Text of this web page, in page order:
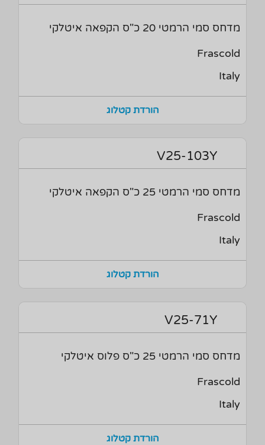
מדחס סמי הרמטי 20 כ"ס הקפאה איטלקי
Frascold
Italy
הורדת קטלוג
V25-103Y
מדחס סמי הרמטי 25 כ"ס הקפאה איטלקי
Frascold
Italy
הורדת קטלוג
V25-71Y
מדחס סמי הרמטי 25 כ"ס פלוס איטלקי
Frascold
Italy
הורדת קטלוג